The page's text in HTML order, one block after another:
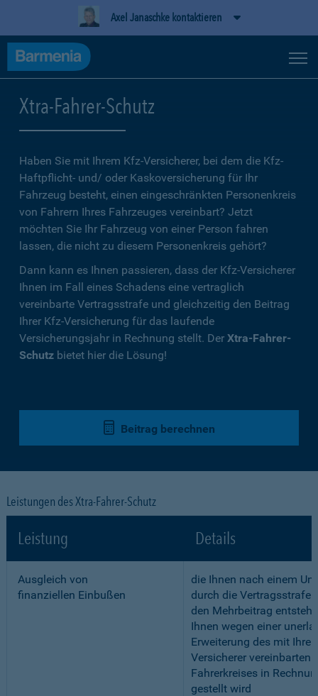
Axel Janaschke kontaktieren
Xtra-Fahrer-Schutz
Haben Sie mit Ihrem Kfz-Versicherer, bei dem die Kfz-
Haftpflicht- und/ oder Kaskoversicherung für Ihr
Fahrzeug besteht, einen eingeschränkten Personenkreis
von Fahrern Ihres Fahrzeuges vereinbart? Jetzt
möchten Sie Ihr Fahrzeug von einer Person fahren
lassen, die nicht zu diesem Personenkreis gehört?
Dann kann es Ihnen passieren, dass der Kfz-Versicherer
Ihnen im Fall eines Schadens eine vertraglich
vereinbarte Vertragsstrafe und gleichzeitig den Beitrag
Ihrer Kfz-Versicherung für das laufende
Versicherungsjahr in Rechnung stellt. Der Xtra-Fahrer-
Schutz bietet hier die Lösung!
Beitrag berechnen
Leistungen des Xtra-Fahrer-Schutz
Leistung Details
Ausgleich von
finanziellen Einbußen
die Ihnen nach einem
durch die Vertragsstrafe
den Mehrbeitrag
Ihnen wegen einer
Erweiterung des mit
Versicherer vereinbarten
Fahrerkreises in
gestellt wird